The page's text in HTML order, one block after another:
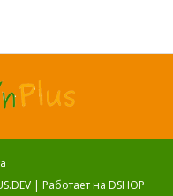
| Работает на DSHOP